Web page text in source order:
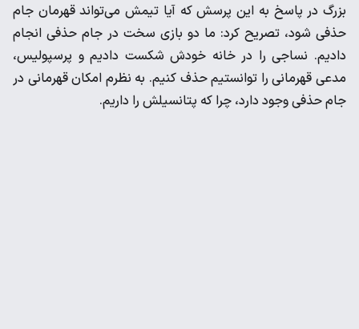
بزرگ در پاسخ به این پرسش که آیا تیمش می‌تواند قهرمان جام
حذفی شود، تصریح کرد: ما دو بازی سخت در جام حذفی انجام
دادیم. نساجی را در خانه خودش شکست دادیم و پرسپولیس،
مدعی قهرمانی را توانستیم حذف کنیم. به نظرم امکان قهرمانی در
جام حذفی وجود دارد، چرا که پتانسیلش را داریم.